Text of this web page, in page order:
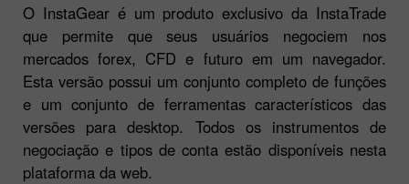
O InstaGear é um produto exclusivo da InstaTrade
que permite que seus usuários negociem nos
mercados forex, CFD e futuro em um navegador.
Esta versão possui um conjunto completo de funções
e um conjunto de ferramentas característicos das
versões para desktop. Todos os instrumentos de
negociação e tipos de conta estão disponíveis nesta
plataforma da web.